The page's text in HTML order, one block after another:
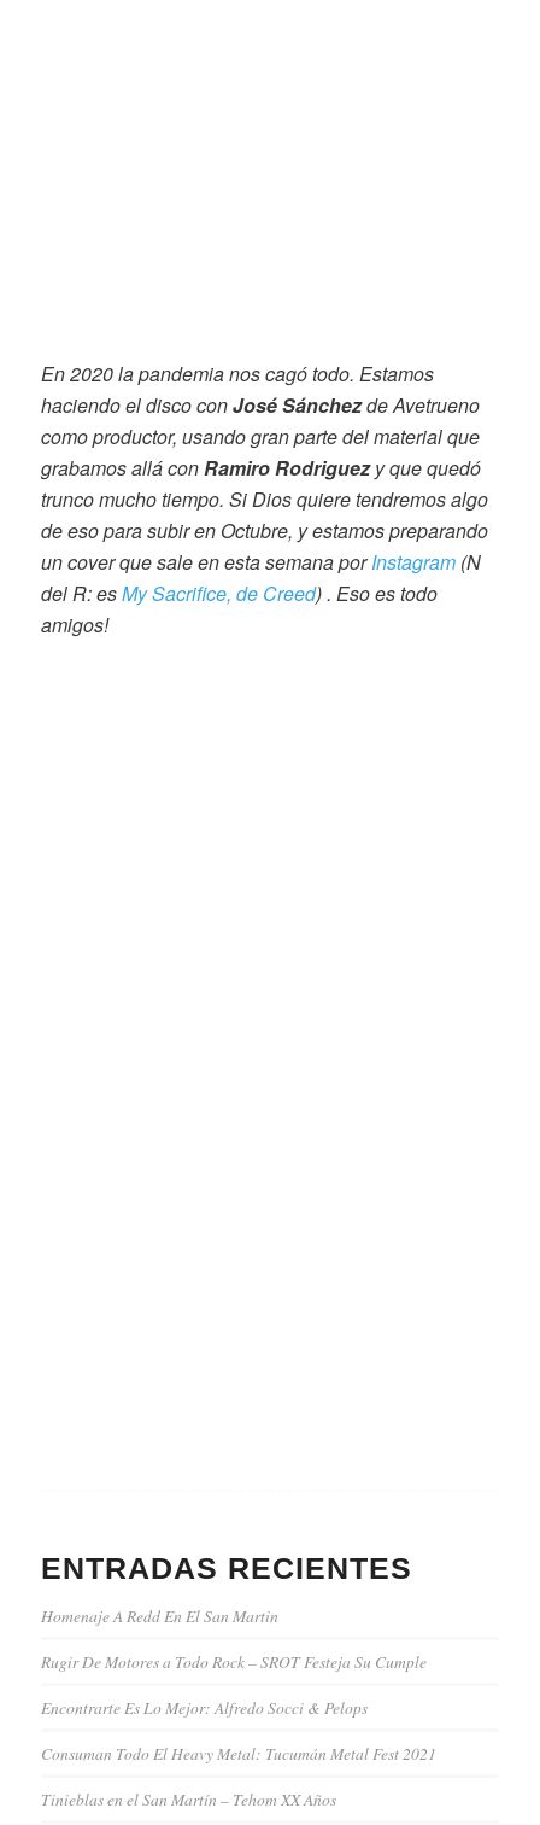
En 2020 la pandemia nos cagó todo. Estamos
haciendo el disco conJosé Sánchezde Avetrueno
como productor, usando gran parte del material que
grabamos allá conRamiro Rodriguezy que quedó
trunco mucho tiempo. Si Dios quiere tendremos algo
de eso para subir en Octubre, y estamos preparando
un cover que sale en esta semana porInstagram(N
del R: esMy Sacrifice, de Creed) . Eso es todo
amigos!
ENTRADAS RECIENTES
Homenaje A Redd En El San Martin
Rugir De Motores a Todo Rock – SROT Festeja Su Cumple
Encontrarte Es Lo Mejor: Alfredo Socci & Pelops
Consuman Todo El Heavy Metal: Tucumán Metal Fest 2021
Tinieblas en el San Martín – Tehom XX Años